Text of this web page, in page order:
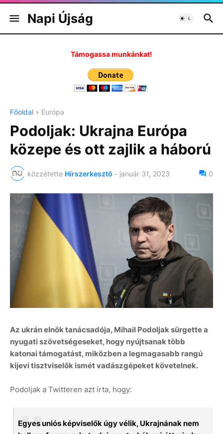
Napi Újság
Támogassa munkánkat!
Főoldal Európa
Podoljak: Ukrajna Európa
közepe és ott zajlik a háború
közzétette Hírszerkesztő - január 31, 2023 0
Az ukrán elnök tanácsadója, Mihail Podoljak sürgette a
nyugati szövetségeseket, hogy nyújtsanak több
katonai támogatást, miközben a legmagasabb rangú
kijevi tisztviselők ismét vadászgépeket követelnek.
Podoljak a Twitteren azt írta, hogy:
Egyes uniós képviselők úgy vélik, Ukrajnának nem